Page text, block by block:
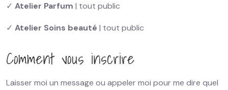
✓ Atelier Parfum | tout public
✓ Atelier Soins beauté | tout public
Comment vous inscrire
Laisser moi un message ou appeler moi pour me dire quel